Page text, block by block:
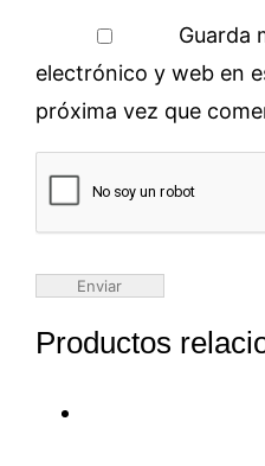
Guarda
electrónico y web en
próxima vez que
Productos